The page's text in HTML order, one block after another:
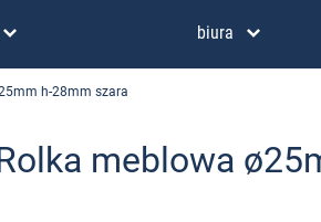
biura
h-28mm szara
meblowa